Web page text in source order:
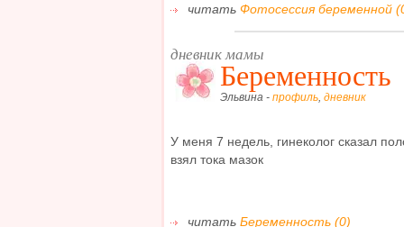
читать Фотосессия беременной
дневник мамы
Беременность
Эльвина - профиль, дневник
У меня 7 недель, гинеколог сказал
взял тока мазок
читать Беременность (0)